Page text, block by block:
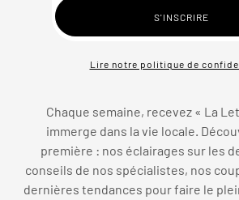
Lire notre politique de
Chaque semaine, recevez « La
immerge dans la vie locale.
première : nos éclairages sur les
conseils de nos spécialistes, nos
dernières tendances pour faire le